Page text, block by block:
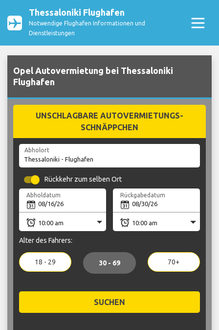
Thessaloniki Flughafen
Notwendige Flughafen Informationen und
Dienstleistungen
Opel Autovermietung bei Thessaloniki
Flughafen
UNSCHLAGBARE AUTOVERMIETUNGS-
SCHNÄPPCHEN
Abholort
Rückkehr zum selben Ort
Abholdatum Rückgabedatum
Alter des Fahrers:
18 - 29 30 - 69 70+
SUCHEN